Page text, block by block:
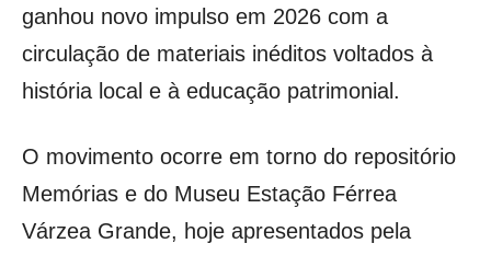
ganhou novo impulso em 2026 com a
circulação de materiais inéditos voltados à
história local e à educação patrimonial.
O movimento ocorre em torno do repositório
Memórias e do Museu Estação Férrea
Várzea Grande, hoje apresentados pela